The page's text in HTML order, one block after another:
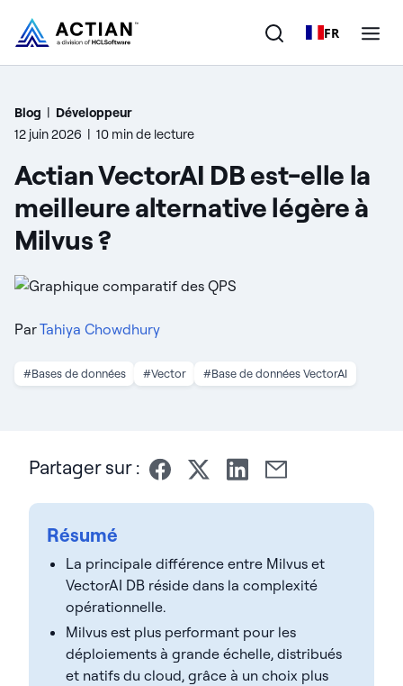
FR
Produits
Clients
Entreprise
Ressources
Blog | Développeur
12 juin 2026 | 10 min de lecture
Actian VectorAI DB est-elle la
meilleure alternative légère à
Milvus ?
ParTahiya Chowdhury
#Bases de données #Vector #Base de données VectorAI
Partager sur :
Résumé
La principale différence entre Milvus et
VectorAI DB réside dans la complexité
opérationnelle.
Milvus est plus performant pour les
déploiements à grande échelle, distribués
et natifs du cloud, grâce à un choix plus